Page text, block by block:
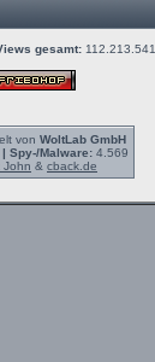
gesamt: 112.213.541
von WoltLab GmbH
| Spy-/Malware:4.569
John & cback.de